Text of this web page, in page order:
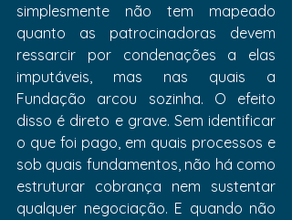
simplesmente não tem mapeado
quanto as patrocinadoras devem
ressarcir por condenações a elas
imputáveis, mas nas quais a
Fundação arcou sozinha. O efeito
disso é direto e grave. Sem identificar
o que foi pago, em quais processos e
sob quais fundamentos, não há como
estruturar cobrança nem sustentar
qualquer negociação. E quando não